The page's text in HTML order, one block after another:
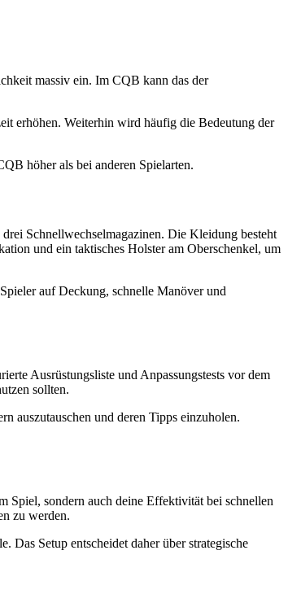
massiv ein. Im CQB kann das der
erhöhen. Weiterhin wird häufig die Bedeutung der
höher als bei anderen Spielarten.
Schnellwechselmagazinen. Die Kleidung besteht
und ein taktisches Holster am Oberschenkel, um
auf Deckung, schnelle Manöver und
Ausrüstungsliste und Anpassungstests vor dem
sollten.
auszutauschen und deren Tipps einzuholen.
Spiel, sondern auch deine Effektivität bei schnellen
zu werden.
Setup entscheidet daher über strategische